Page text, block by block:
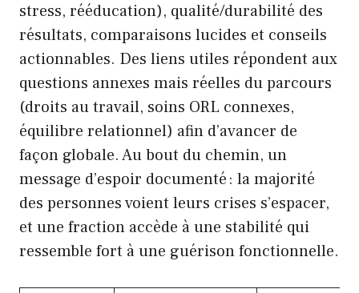
stress, rééducation), qualité/durabilité des
résultats, comparaisons lucides et conseils
actionnables. Des liens utiles répondent aux
questions annexes mais réelles du parcours
(droits au travail, soins ORL connexes,
équilibre relationnel) afin d’avancer de
façon globale. Au bout du chemin, un
message d’espoir documenté : la majorité
des personnes voient leurs crises s’espacer,
et une fraction accède à une stabilité qui
ressemble fort à une guérison fonctionnelle.